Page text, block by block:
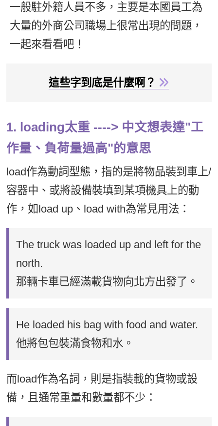
一般駐外籍人員不多，主要是本國員工為
大量的外商公司職場上很常出現的問題，
一起來看看吧！
這些字到底是什麼啊？
1. loading太重 ----> 中文想表達"工
作量、負荷量過高"的意思
load作為動詞型態，指的是將物品裝到車上/
容器中、或將設備裝填到某項機具上的動
作，如load up、load with為常見用法：
The truck was loaded up and left for the
north.
那輛卡車已經滿載貨物向北方出發了。
He loaded his bag with food and water.
他將包包裝滿食物和水。
而load作為名詞，則是指裝載的貨物或設
備，且通常重量和數量都不少：